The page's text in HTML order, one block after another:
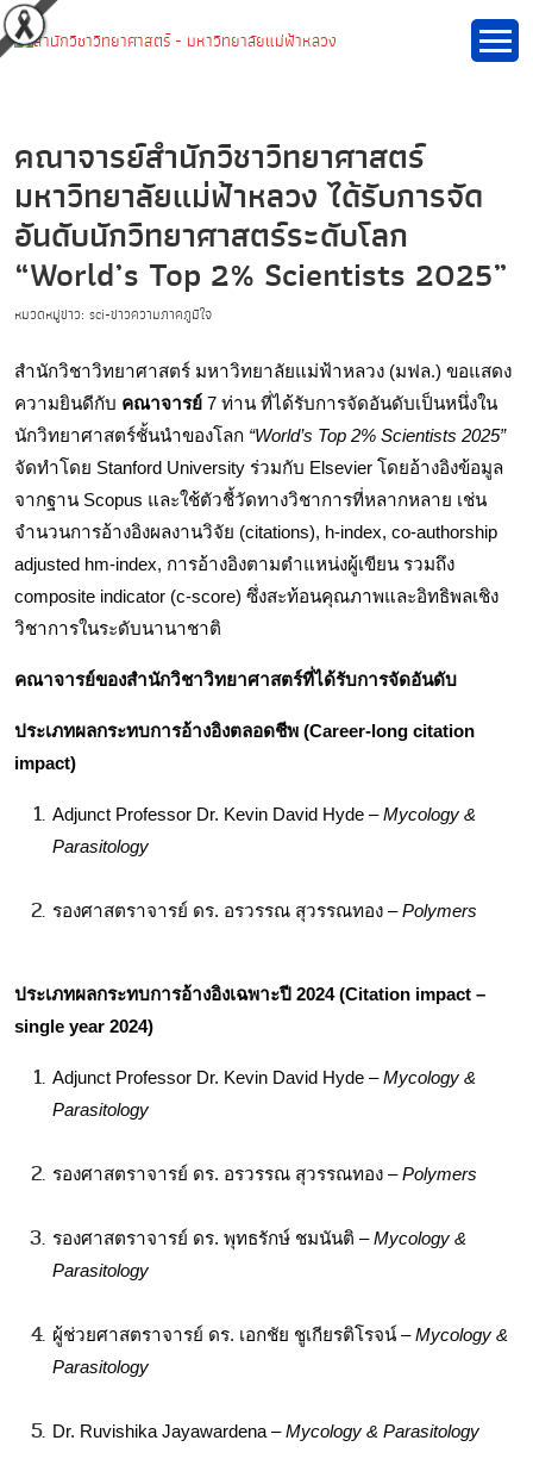
คณาจารย์สำนักวิชาวิทยาศาสตร์
มหาวิทยาลัยแม่ฟ้าหลวง ได้รับการจัด
อันดับนักวิทยาศาสตร์ระดับโลก
“World’s Top 2% Scientists 2025”
หมวดหมู่ข่าว: sci-ข่าวความภาคภูมิใจ
สำนักวิชาวิทยาศาสตร์ มหาวิทยาลัยแม่ฟ้าหลวง (มฟล.) ขอแสดง
ความยินดีกับ คณาจารย์ 7 ท่าน ที่ได้รับการจัดอันดับเป็นหนึ่งใน
นักวิทยาศาสตร์ชั้นนำของโลก “World’s Top 2% Scientists 2025”
จัดทำโดย Stanford University ร่วมกับ Elsevier โดยอ้างอิงข้อมูล
จากฐาน Scopus และใช้ตัวชี้วัดทางวิชาการที่หลากหลาย เช่น
จำนวนการอ้างอิงผลงานวิจัย (citations), h-index, co-authorship
adjusted hm-index, การอ้างอิงตามตำแหน่งผู้เขียน รวมถึง
composite indicator (c-score) ซึ่งสะท้อนคุณภาพและอิทธิพลเชิง
วิชาการในระดับนานาชาติ
คณาจารย์ของสำนักวิชาวิทยาศาสตร์ที่ได้รับการจัดอันดับ
ประเภทผลกระทบการอ้างอิงตลอดชีพ (Career-long citation
impact)
Adjunct Professor Dr. Kevin David Hyde – Mycology &
Parasitology
รองศาสตราจารย์ ดร. อรวรรณ สุวรรณทอง – Polymers
ประเภทผลกระทบการอ้างอิงเฉพาะปี 2024 (Citation impact –
single year 2024)
Adjunct Professor Dr. Kevin David Hyde – Mycology &
Parasitology
รองศาสตราจารย์ ดร. อรวรรณ สุวรรณทอง – Polymers
รองศาสตราจารย์ ดร. พุทธรักษ์ ชมนันติ – Mycology &
Parasitology
ผู้ช่วยศาสตราจารย์ ดร. เอกชัย ชูเกียรติโรจน์ – Mycology &
Parasitology
Dr. Ruvishika Jayawardena – Mycology & Parasitology